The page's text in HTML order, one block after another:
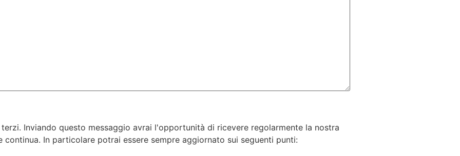
Inviando questo messaggio avrai l'opportunità di ricevere regolarmente la nostra
In particolare potrai essere sempre aggiornato sui seguenti punti: